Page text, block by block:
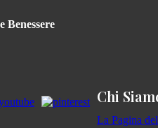
Benessere
Chi
La Pagina